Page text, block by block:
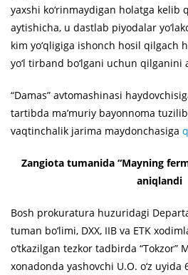
yaxshi ko‘rinmaydigan holatga kelib
aytishicha, u dastlab piyodalar
kim yo‘qligiga ishonch hosil qilgach
yo‘l tirband bo‘lgani uchun qilganini
“Damas” avtomashinasi
tartibda ma’muriy bayonnoma
vaqtinchalik jarima maydonchasiga
Zangiota tumanida “Mayning
aniqlandi
Bosh prokuratura huzuridagi
tuman bo‘limi, DXX, IIB va ETK
o‘tkazilgan tezkor tadbirda “Tokzor”
xonadonda yashovchi U.O. o‘z uyida